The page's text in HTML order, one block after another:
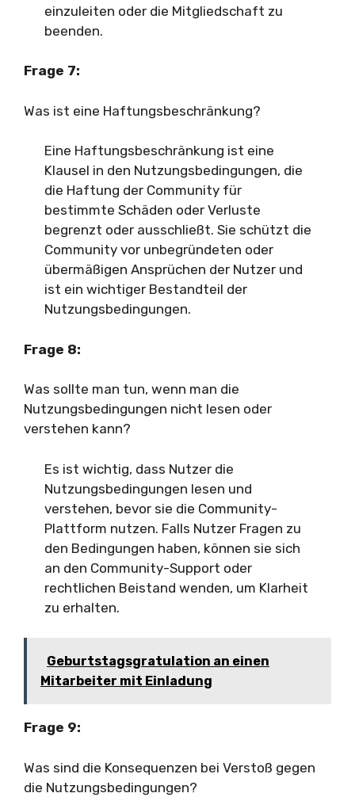
einzuleiten oder die Mitgliedschaft zu
beenden.
Frage 7:
Was ist eine Haftungsbeschränkung?
Eine Haftungsbeschränkung ist eine
Klausel in den Nutzungsbedingungen, die
die Haftung der Community für
bestimmte Schäden oder Verluste
begrenzt oder ausschließt. Sie schützt die
Community vor unbegründeten oder
übermäßigen Ansprüchen der Nutzer und
ist ein wichtiger Bestandteil der
Nutzungsbedingungen.
Frage 8:
Was sollte man tun, wenn man die
Nutzungsbedingungen nicht lesen oder
verstehen kann?
Es ist wichtig, dass Nutzer die
Nutzungsbedingungen lesen und
verstehen, bevor sie die Community-
Plattform nutzen. Falls Nutzer Fragen zu
den Bedingungen haben, können sie sich
an den Community-Support oder
rechtlichen Beistand wenden, um Klarheit
zu erhalten.
Geburtstagsgratulation an einen
Mitarbeiter mit Einladung
Frage 9:
Was sind die Konsequenzen bei Verstoß gegen
die Nutzungsbedingungen?